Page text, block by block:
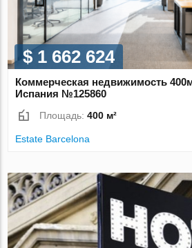
$ 1 662 624
Коммерческая недвижимость
Испания №125860
Площадь:400 м²
Estate Barcelona